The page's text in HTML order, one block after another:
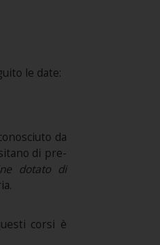
le date:
da
di pre-
dotato di
corsi è